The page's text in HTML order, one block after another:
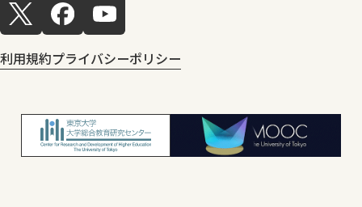
利用規約プライバシーポリシー